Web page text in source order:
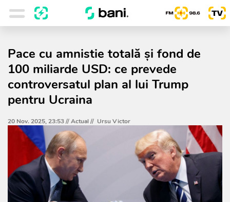
Pace cu amnistie totală și fond de
100 miliarde USD: ce prevede
controversatul plan al lui Trump
pentru Ucraina
20 Nov. 2025, 23:53 //Actual// Ursu Victor